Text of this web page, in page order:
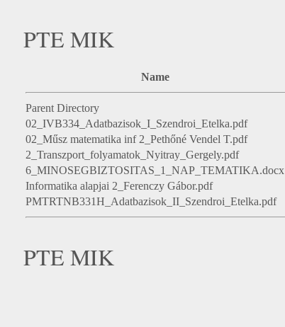
PTE MIK
Name
Parent Directory
02_IVB334_Adatbazisok_I_Szendroi_Etelka.pdf
02_Műsz matematika inf 2_Pethőné Vendel T.pdf
2_Transzport_folyamatok_Nyitray_Gergely.pdf
6_MINOSEGBIZTOSITAS_1_NAP_TEMATIKA.docx
Informatika alapjai 2_Ferenczy Gábor.pdf
PMTRTNB331H_Adatbazisok_II_Szendroi_Etelka.pdf
PTE MIK